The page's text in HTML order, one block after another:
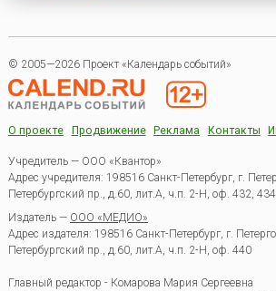
© 2005—2026 Проект «Календарь событий»
О проекте Продвижение Реклама Контакты
Учредитель — ООО «Квантор»
Адрес учредителя: 198516 Санкт-Петербург, г.
Петербургский пр., д.60, лит.А, ч.п. 2-Н, оф. 432, 434
Издатель — ООО «МЕДИО»
Адрес издателя: 198516 Санкт-Петербург, г.
Петербургский пр., д.60, лит.А, ч.п. 2-Н, оф. 440
Главный редактор - Комарова Мария Сергеевна